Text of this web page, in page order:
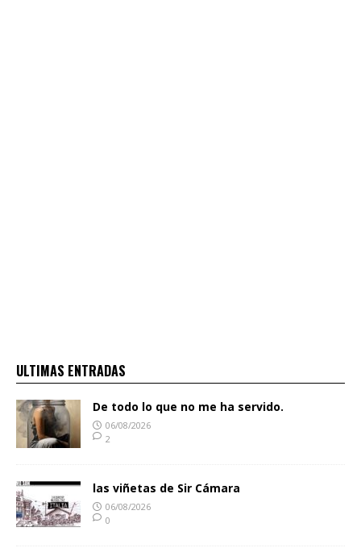
ULTIMAS ENTRADAS
De todo lo que no me ha servido.
06/08/2026
2
las viñetas de Sir Cámara
06/08/2026
0